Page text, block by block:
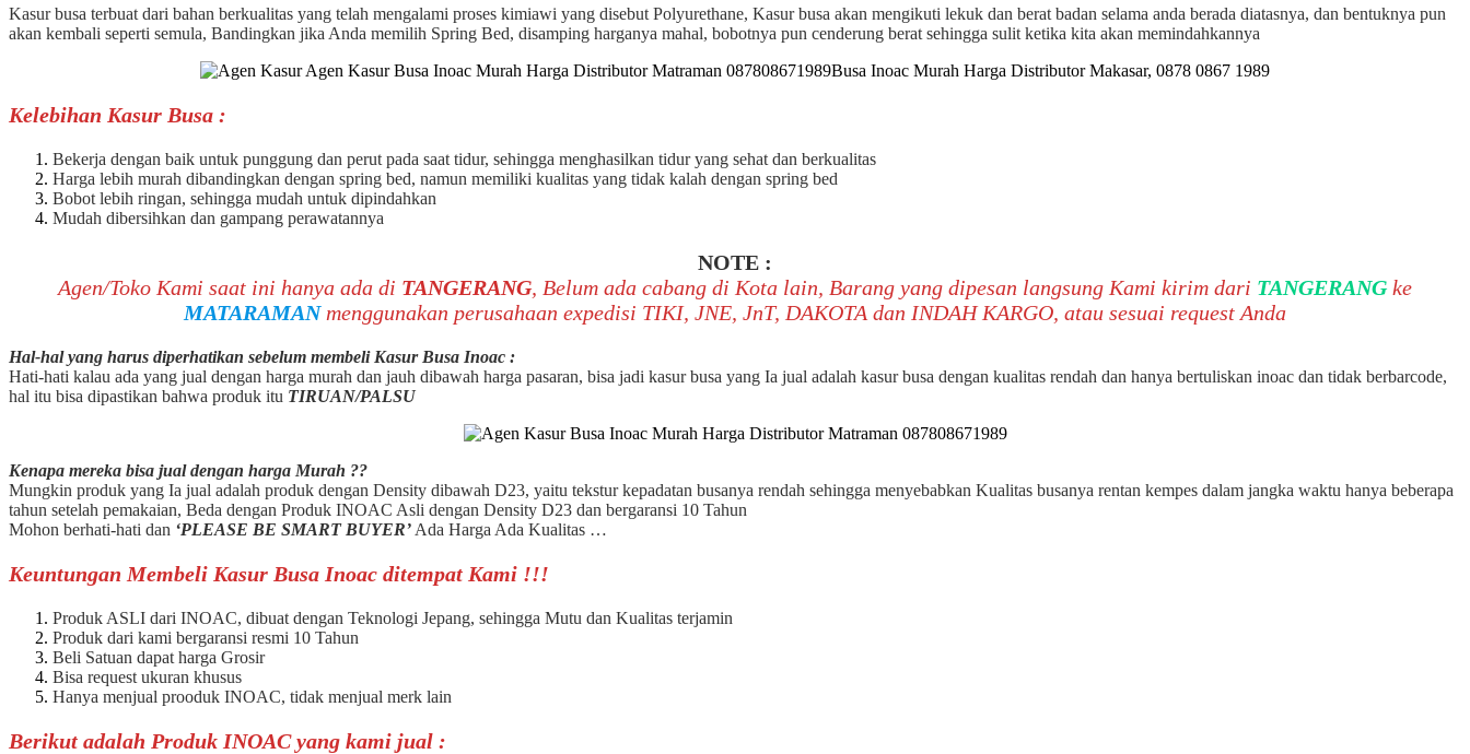
Kasur busa terbuat dari bahan berkualitas yang telah mengalami proses kimiawi yang disebut Polyurethane, Kasur busa akan mengikuti lekuk dan berat badan selama anda berada diatasnya, dan bentuknya pun
akan kembali seperti semula, Bandingkan jika Anda memilih Spring Bed, disamping harganya mahal, bobotnya pun cenderung berat sehingga sulit ketika kita akan memindahkannya
Kelebihan Kasur Busa :
Bekerja dengan baik untuk punggung dan perut pada saat tidur, sehingga menghasilkan tidur yang sehat dan berkualitas
Harga lebih murah dibandingkan dengan spring bed, namun memiliki kualitas yang tidak kalah dengan spring bed
Bobot lebih ringan, sehingga mudah untuk dipindahkan
Mudah dibersihkan dan gampang perawatannya
NOTE :
Agen/Toko Kami saat ini hanya ada di TANGERANG, Belum ada cabang di Kota lain, Barang yang dipesan langsung Kami kirim dari TANGERANG ke
MATARAMAN menggunakan perusahaan expedisi TIKI, JNE, JnT, DAKOTA dan INDAH KARGO, atau sesuai request Anda
Hal-hal yang harus diperhatikan sebelum membeli Kasur Busa Inoac :
Hati-hati kalau ada yang jual dengan harga murah dan jauh dibawah harga pasaran, bisa jadi kasur busa yang Ia jual adalah kasur busa dengan kualitas rendah dan hanya bertuliskan inoac dan tidak berbarcode,
hal itu bisa dipastikan bahwa produk itu TIRUAN/PALSU
Kenapa mereka bisa jual dengan harga Murah ??
Mungkin produk yang Ia jual adalah produk dengan Density dibawah D23, yaitu tekstur kepadatan busanya rendah sehingga menyebabkan Kualitas busanya rentan kempes dalam jangka waktu hanya beberapa
tahun setelah pemakaian, Beda dengan Produk INOAC Asli dengan Density D23 dan bergaransi 10 Tahun
Mohon berhati-hati dan ‘PLEASE BE SMART BUYER’ Ada Harga Ada Kualitas …
Keuntungan Membeli Kasur Busa Inoac ditempat Kami !!!
Produk ASLI dari INOAC, dibuat dengan Teknologi Jepang, sehingga Mutu dan Kualitas terjamin
Produk dari kami bergaransi resmi 10 Tahun
Beli Satuan dapat harga Grosir
Bisa request ukuran khusus
Hanya menjual prooduk INOAC, tidak menjual merk lain
Berikut adalah Produk INOAC yang kami jual :